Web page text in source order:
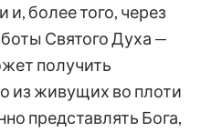
более того, через
Святого Духа —
получить
из живущих во плоти
представлять Бога,